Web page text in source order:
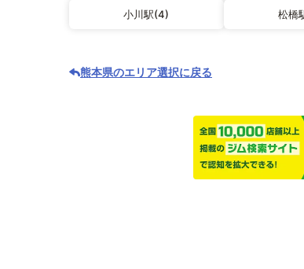
小川駅(4) 松橋
熊本県のエリア選択に戻る